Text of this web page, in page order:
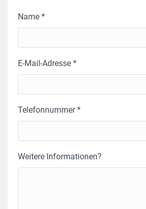
Name *
E-Mail-Adresse *
Telefonnummer *
Weitere Informationen?